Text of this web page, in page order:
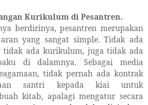
Kurikulum di Pesantren.
berdirinya, pesantren merupakan
yang sangat simple. Tidak ada
tidak ada kurikulum, juga tidak ada
di dalamnya. Sebagai media
tidak pernah ada kontrak
santri kepada kiai untuk
kitab, apalagi mengatur secara